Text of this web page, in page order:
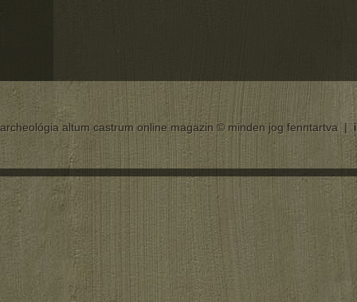
archeológia altum castrum online magazin © minden jog fenntartva |